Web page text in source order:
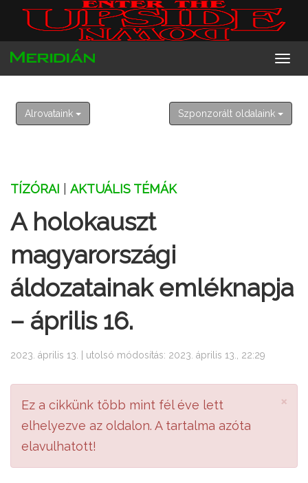
2026. augusztus 7. péntek
Ibolya
Alrovataink Szponzorált oldalaink
TÍZÓRAI AKTUÁLIS TÉMÁK
A holokauszt
magyarországi
áldozatainak emléknapja
– április 16.
2023. április 13. | utolsó módosítás: 2023. április 13., 22:29
×
Ez a cikkünk több mint fél éve lett
elhelyezve az oldalon. A tartalma azóta
elavulhatott!